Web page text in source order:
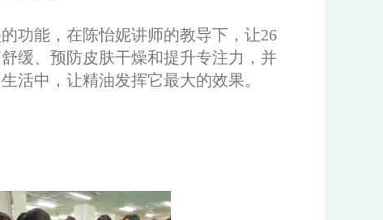
功能，在陈怡妮讲师的教导下，让26
缓、预防皮肤干燥和提升专注力，并
活中，让精油发挥它最大的效果。